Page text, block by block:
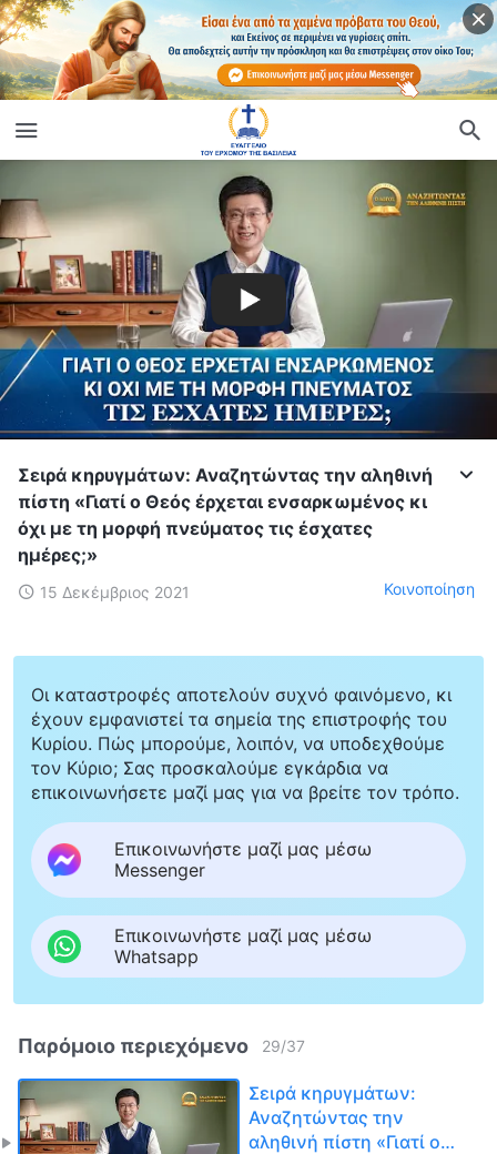
Σειρά κηρυγμάτων: Αναζητώντας την αληθινή
πίστη «Γιατί ο Θεός έρχεται ενσαρκωμένος κι
όχι με τη μορφή πνεύματος τις έσχατες
ημέρες;»
15 Δεκέμβριος 2021 Κοινοποίηση
Οι καταστροφές αποτελούν συχνό φαινόμενο, κι
έχουν εμφανιστεί τα σημεία της επιστροφής του
Κυρίου. Πώς μπορούμε, λοιπόν, να υποδεχθούμε
τον Κύριο; Σας προσκαλούμε εγκάρδια να
επικοινωνήσετε μαζί μας για να βρείτε τον τρόπο.
Επικοινωνήστε μαζί μας μέσω
Messenger
Επικοινωνήστε μαζί μας μέσω
Whatsapp
Παρόμοιο περιεχόμενο 29/37
Σειρά κηρυγμάτων:
Αναζητώντας την
αληθινή πίστη «Γιατί ο